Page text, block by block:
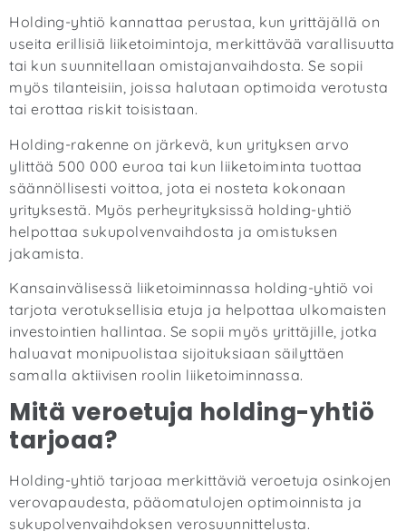
Holding-yhtiö kannattaa perustaa, kun yrittäjällä on
useita erillisiä liiketoimintoja, merkittävää varallisuutta
tai kun suunnitellaan omistajanvaihdosta. Se sopii
myös tilanteisiin, joissa halutaan optimoida verotusta
tai erottaa riskit toisistaan.
Holding-rakenne on järkevä, kun yrityksen arvo
ylittää 500 000 euroa tai kun liiketoiminta tuottaa
säännöllisesti voittoa, jota ei nosteta kokonaan
yrityksestä. Myös perheyrityksissä holding-yhtiö
helpottaa sukupolvenvaihdosta ja omistuksen
jakamista.
Kansainvälisessä liiketoiminnassa holding-yhtiö voi
tarjota verotuksellisia etuja ja helpottaa ulkomaisten
investointien hallintaa. Se sopii myös yrittäjille, jotka
haluavat monipuolistaa sijoituksiaan säilyttäen
samalla aktiivisen roolin liiketoiminnassa.
Mitä veroetuja holding-yhtiö
tarjoaa?
Holding-yhtiö tarjoaa merkittäviä veroetuja osinkojen
verovapaudesta, pääomatulojen optimoinnista ja
sukupolvenvaihdoksen verosuunnittelusta.